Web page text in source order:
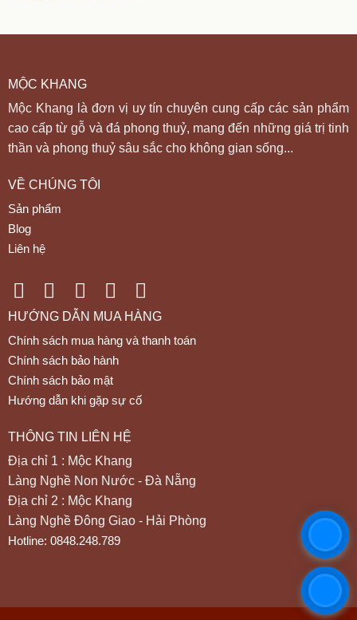
MỘC KHANG
Mộc Khang là đơn vị uy tín chuyên cung cấp các sản phẩm
cao cấp từ gỗ và đá phong thuỷ, mang đến những giá trị tinh
thần và phong thuỷ sâu sắc cho không gian sống...
VỀ CHÚNG TÔI
Sản phẩm
Blog
Liên hệ
HƯỚNG DẪN MUA HÀNG
Chính sách mua hàng và thanh toán
Chính sách bảo hành
Chính sách bảo mật
Hướng dẫn khi gặp sự cố
THÔNG TIN LIÊN HỆ
Địa chỉ 1 : Mộc Khang
Làng Nghề Non Nước - Đà Nẵng
Địa chỉ 2 : Mộc Khang
Làng Nghề Đông Giao - Hải Phòng
Hotline: 0848.248.789